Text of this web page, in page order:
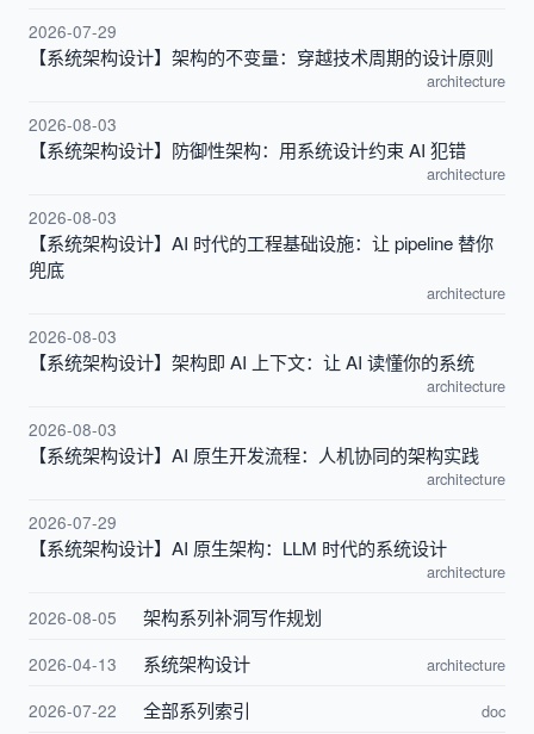
2026-07-29
【系统架构设计】架构的不变量：穿越技术周期的设计原则
architecture
2026-08-03
【系统架构设计】防御性架构：用系统设计约束 AI 犯错
architecture
2026-08-03
【系统架构设计】AI 时代的工程基础设施：让 pipeline 替你
兜底
architecture
2026-08-03
【系统架构设计】架构即 AI 上下文：让 AI 读懂你的系统
architecture
2026-08-03
【系统架构设计】AI 原生开发流程：人机协同的架构实践
architecture
2026-07-29
【系统架构设计】AI 原生架构：LLM 时代的系统设计
architecture
2026-08-05 架构系列补洞写作规划
2026-04-13 系统架构设计 architecture
2026-07-22 全部系列索引 doc